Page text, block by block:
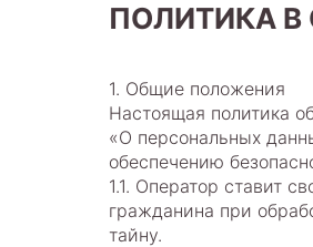
ПОЛИТИКА
1. Общие положения
Настоящая политика
«О персональных
обеспечению
1.1. Оператор ставит
гражданина при
тайну.